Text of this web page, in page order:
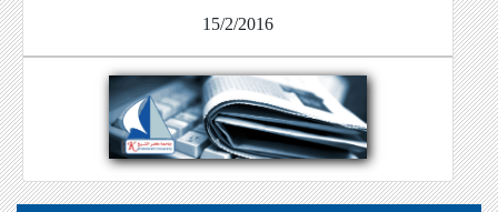
15/2/2016